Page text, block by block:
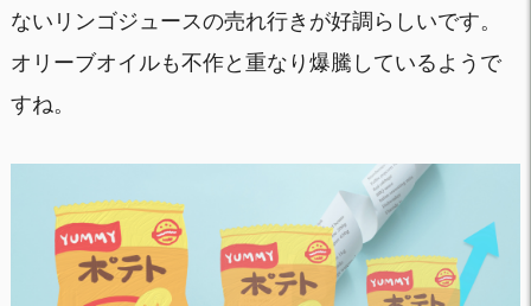
ないリンゴジュースの売れ行きが好調らしいです。
オリーブオイルも不作と重なり爆騰しているようで
すね。